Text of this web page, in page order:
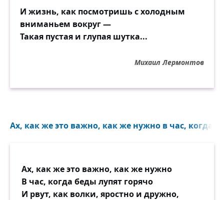
И жизнь, как посмотришь с холодным
вниманьем вокруг —
Такая пустая и глупая шутка...
Михаил Лермонтов
Ах, как же это важно, как же нужно в час, когда
Ах, как же это важно, как же нужно
В час, когда беды лупят горячо
И рвут, как волки, яростно и дружно,